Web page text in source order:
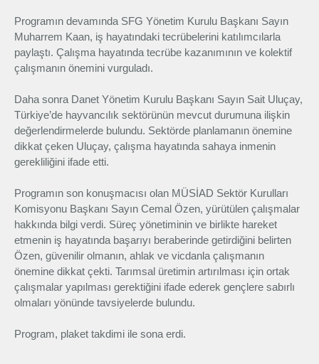
Programın devamında SFG Yönetim Kurulu Başkanı Sayın
Muharrem Kaan, iş hayatındaki tecrübelerini katılımcılarla
paylaştı. Çalışma hayatında tecrübe kazanımının ve kolektif
çalışmanın önemini vurguladı.
Daha sonra Danet Yönetim Kurulu Başkanı Sayın Sait Uluçay,
Türkiye’de hayvancılık sektörünün mevcut durumuna ilişkin
değerlendirmelerde bulundu. Sektörde planlamanın önemine
dikkat çeken Uluçay, çalışma hayatında sahaya inmenin
gerekliliğini ifade etti.
Programın son konuşmacısı olan MÜSİAD Sektör Kurulları
Komisyonu Başkanı Sayın Cemal Özen, yürütülen çalışmalar
hakkında bilgi verdi. Süreç yönetiminin ve birlikte hareket
etmenin iş hayatında başarıyı beraberinde getirdiğini belirten
Özen, güvenilir olmanın, ahlak ve vicdanla çalışmanın
önemine dikkat çekti. Tarımsal üretimin artırılması için ortak
çalışmalar yapılması gerektiğini ifade ederek gençlere sabırlı
olmaları yönünde tavsiyelerde bulundu.
Program, plaket takdimi ile sona erdi.